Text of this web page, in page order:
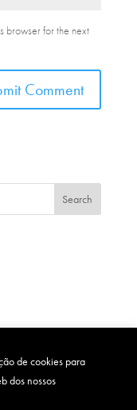
de cookies para
dos nossos
browser for the next
Search